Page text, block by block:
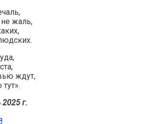
жаль,
ждут,
г.